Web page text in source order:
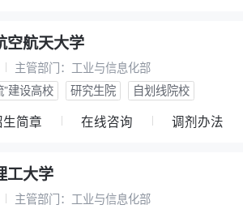
空航天大学
主管部门： 工业与信息化部
”建设高校
研究生院 自划线院校
简章 在线咨询 调剂办法
工大学
主管部门： 工业与信息化部